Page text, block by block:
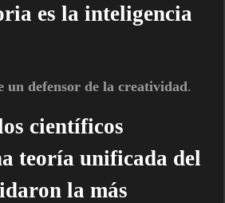
es la inteligencia
un defensor de la creatividad.
científicos
teoría unificada del
la más